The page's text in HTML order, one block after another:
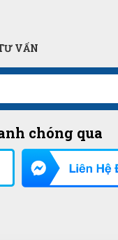
VẤN
chóng qua